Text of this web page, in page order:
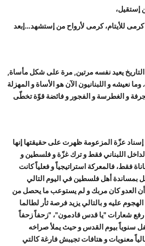
إستقيل،
للأيتام، كرمى لأرواح من إستشهد…إبعد
يعيد نفسه مرتين, مرة على شكل مأساة,
نعيشه و اللبنانيون الآن هو الأساة و المهزلة
و الغطرسة و الفجور و فائضة قوّة تخطّى
إسناد عزّة المزعومة ظهرت على حقيقتها إنها
اللبناني فقط و ترك غزّة و فلسطين و
فقط، فالمعركة استراتيجياً و فعلياً كانت
بمساندة أهل فلسطين في اليوم التالي
العدو كان مربك و لم يستوعب ما يحصل من
عليه و بالتالي يزيد فرصة ثأر لطالما
رفع شعارات "يا قدس قادمون"، "زحفاً زحفاً
سنوياً بيوم القدس و حيث يملأ صراخه
معنويات و هتافات تجيبش فارغة كالتي